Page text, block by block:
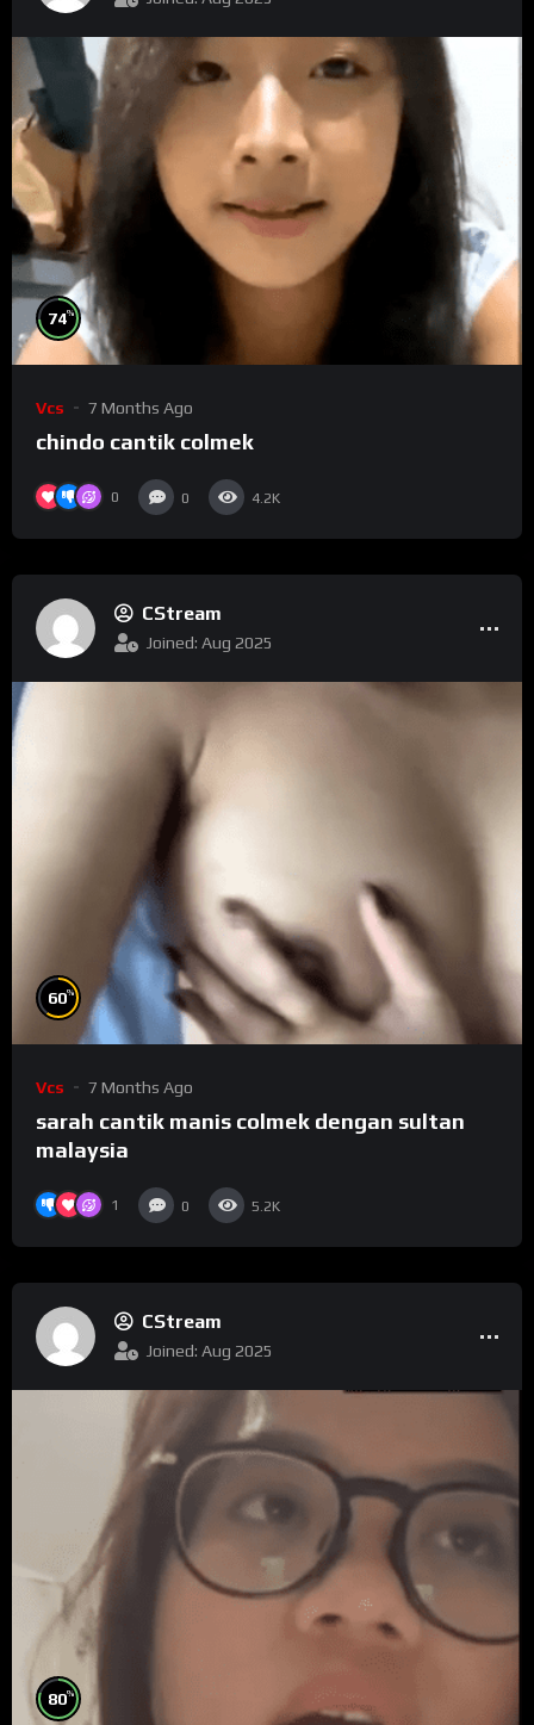
74%
Vcs 7 Months Ago
chindo cantik colmek
0 0 4.2K
CStream
Joined: Aug 2025
60%
Vcs 7 Months Ago
sarah cantik manis colmek dengan sultan
malaysia
1 0 5.2K
CStream
Joined: Aug 2025
80%